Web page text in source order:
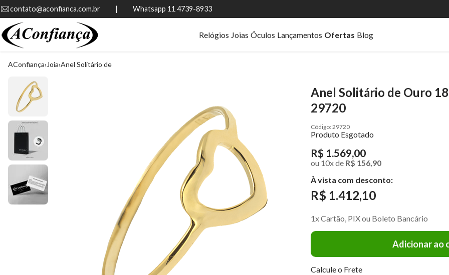
contato@aconfianca.com.br          |          Whatsapp 11 4739-8933
Relógios Joias Óculos Lançamentos Ofertas Blog
AConfiança Joia Anel Solitário de
Anel Solitário de Ouro
29720
29720
Produto Esgotado
R$ 1.569,00
ou 10xde R$ 156,90
À vista com desconto:
R$ 1.412,10
1x Cartão, PIX ou Boleto Bancário
Adicionar ao
Calcule o Frete